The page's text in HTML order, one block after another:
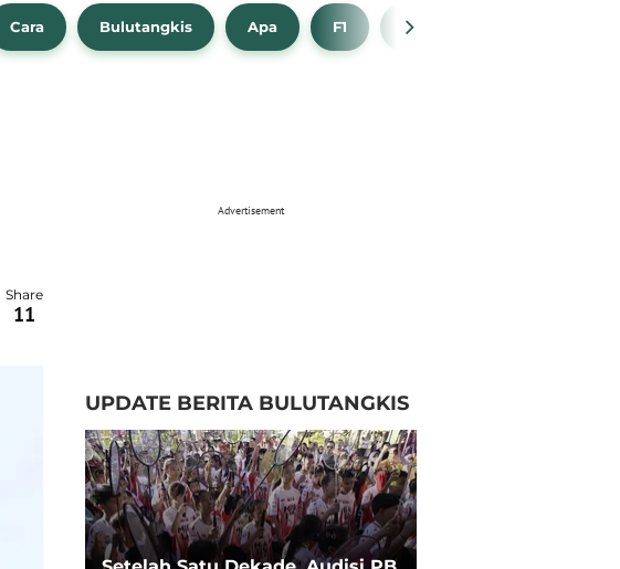
Cara Bulutangkis Apa F1 NBA
11
Advertisement
UPDATE BERITA BULUTANGKIS